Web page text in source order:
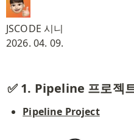
JSCODE 시니
2026. 04. 09.
✅ 1. Pipeline 프로젝
Pipeline Project